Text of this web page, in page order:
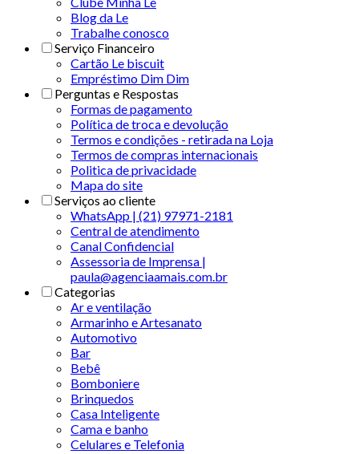
Blog da Le
Trabalhe conosco
Serviço Financeiro
Cartão Le biscuit
Empréstimo Dim Dim
Perguntas e Respostas
Formas de pagamento
Política de troca e devolução
Termos e condições - retirada na Loja
Termos de compras internacionais
Politica de privacidade
Mapa do site
Serviços ao cliente
WhatsApp | (21) 97971-2181
Central de atendimento
Canal Confidencial
Assessoria de Imprensa |
paula@agenciaamais.com.br
Categorias
Ar e ventilação
Armarinho e Artesanato
Automotivo
Bar
Bebê
Bomboniere
Brinquedos
Casa Inteligente
Cama e banho
Celulares e Telefonia